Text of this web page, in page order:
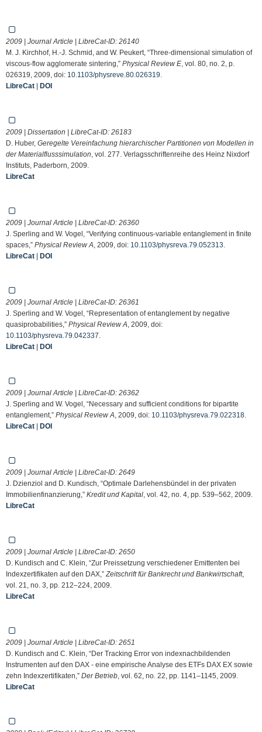
2009 | Journal Article | LibreCat-ID: 26140
M. J. Kirchhof, H.-J. Schmid, and W. Peukert, “Three-dimensional simulation of
viscous-flow agglomerate sintering,” Physical Review E , vol. 80, no. 2, p.
026319, 2009, doi: 10.1103/physreve.80.026319
LibreCat | DOI
2009 | Dissertation | LibreCat-ID: 26183
D. Huber, Geregelte Vereinfachung hierarchischer Partitionen von Modellen in
der Materialflusssimulation , vol. 277. Verlagsschriftenreihe des Heinz Nixdorf
Instituts, Paderborn, 2009.
LibreCat
2009 | Journal Article | LibreCat-ID: 26360
J. Sperling and W. Vogel, “Verifying continuous-variable entanglement in finite
spaces,” Physical Review A , 2009, doi: 10.1103/physreva.79.052313
LibreCat | DOI
2009 | Journal Article | LibreCat-ID: 26361
J. Sperling and W. Vogel, “Representation of entanglement by negative
quasiprobabilities,” Physical Review A , 2009, doi:
10.1103/physreva.79.042337
LibreCat | DOI
2009 | Journal Article | LibreCat-ID: 26362
J. Sperling and W. Vogel, “Necessary and sufficient conditions for bipartite
entanglement,” Physical Review A , 2009, doi: 10.1103/physreva.79.022318
LibreCat | DOI
2009 | Journal Article | LibreCat-ID: 2649
J. Dzienziol and D. Kundisch, “Optimale Darlehensbündel in der privaten
Immobilienfinanzierung,” Kredit und Kapital , vol. 42, no. 4, pp. 539–562, 2009.
LibreCat
2009 | Journal Article | LibreCat-ID: 2650
D. Kundisch and C. Klein, “Zur Preissetzung verschiedener Emittenten bei
Indexzertifikaten auf den DAX,” Zeitschrift für Bankrecht und Bankwirtschaft,
vol. 21, no. 3, pp. 212–224, 2009.
LibreCat
2009 | Journal Article | LibreCat-ID: 2651
D. Kundisch and C. Klein, “Der Tracking Error von indexnachbildenden
Instrumenten auf den DAX - eine empirische Analyse des ETFs DAX EX sowie
zehn Indexzertifikaten,” Der Betrieb , vol. 62, no. 22, pp. 1141–1145, 2009.
LibreCat